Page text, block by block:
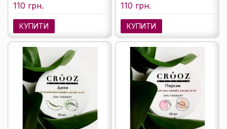
110 грн.
КУПИТИ
110 грн.
КУПИТИ